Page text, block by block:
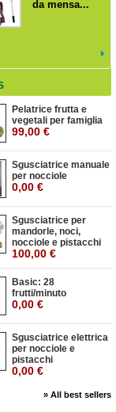
da mensa...
Pelatrice frutta e
vegetali per famiglia
99,00 €
Sgusciatrice manuale
per nocciole
0,00 €
Sgusciatrice per
mandorle, noci,
nocciole e pistacchi
100,00 €
Basic: 28
frutti/minuto
0,00 €
Sgusciatrice elettrica
per nocciole e
pistacchi
0,00 €
» All best sellers